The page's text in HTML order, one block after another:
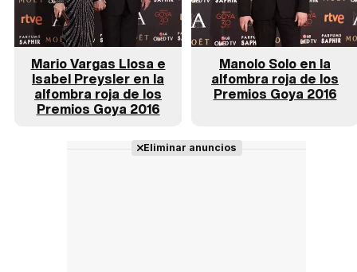
Mario Vargas Llosa e
Isabel Preysler en la
alfombra roja de los
Premios Goya 2016
Manolo Solo en la
alfombra roja de los
Premios Goya 2016
Eliminar anuncios